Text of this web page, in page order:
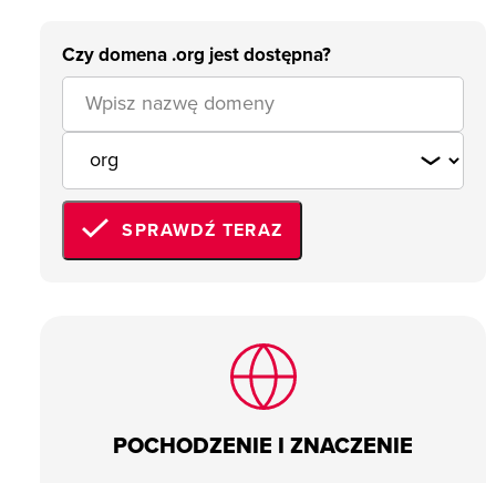
Czy domena .org jest dostępna?
SPRAWDŹ TERAZ
POCHODZENIE I ZNACZENIE